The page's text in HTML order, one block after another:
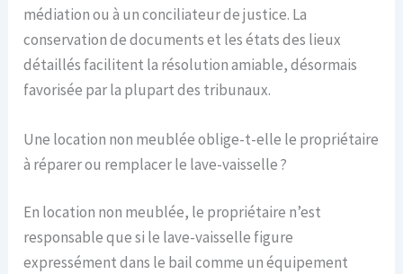
médiation ou à un conciliateur de justice. La
conservation de documents et les états des lieux
détaillés facilitent la résolution amiable, désormais
favorisée par la plupart des tribunaux.
Une location non meublée oblige-t-elle le propriétaire
à réparer ou remplacer le lave-vaisselle ?
En location non meublée, le propriétaire n’est
responsable que si le lave-vaisselle figure
expressément dans le bail comme un équipement